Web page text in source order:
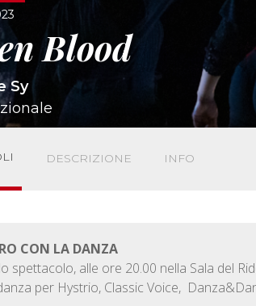
Blood
Sy
DESCRIZIONE INFO
CON LA DANZA
spettacolo, alle ore 20.00 nella Sala del
per Hystrio, Classic Voice,